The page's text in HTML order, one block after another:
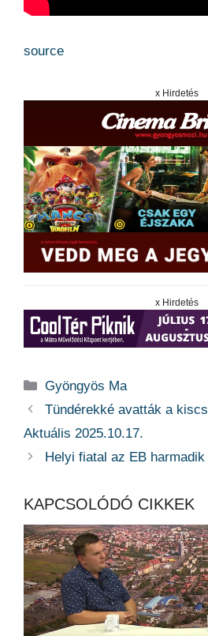
source
x Hirdetés
x Hirdetés
Kategória
Gyöngyös Ma
Tündérekké avatták a
Aktuális 2025.10.17.
Helyi fiatal az EB
KAPCSOLÓDÓ CIKKEK